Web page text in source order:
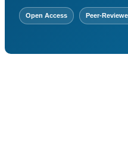
Open Access Peer-